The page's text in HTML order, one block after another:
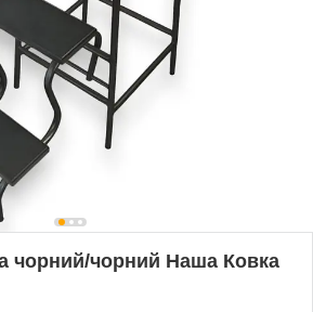
чорний/чорний Наша Ковка